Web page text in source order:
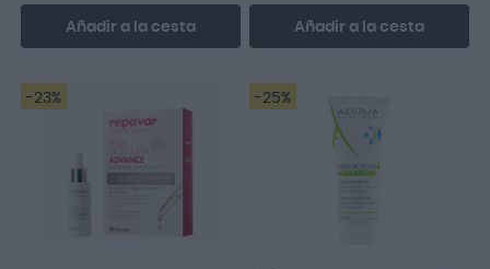
Añadir a la cesta Añadir a la cesta
-23% -25%